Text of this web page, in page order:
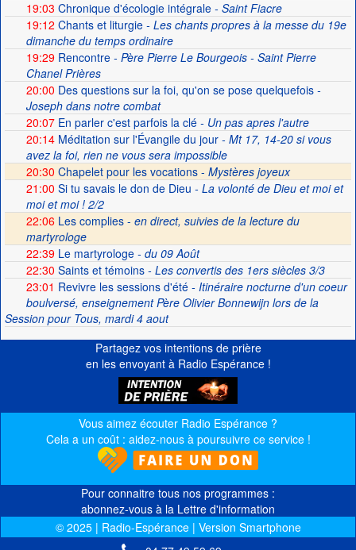
19:03 Chronique d'écologie intégrale- Saint Fiacre
19:12 Chants et liturgie- Les chants propres à la messe du 19e
dimanche du temps ordinaire
19:29Rencontre- Père Pierre Le Bourgeois - Saint Pierre
Chanel Prières
20:00 Des questions sur la foi, qu'on se pose quelquefois-
Joseph dans notre combat
20:07En parler c'est parfois la clé- Un pas apres l'autre
20:14Méditation sur l'Évangile du jour- Mt 17, 14-20 si vous
avez la foi, rien ne vous sera impossible
20:30 Chapelet pour les vocations - Mystères joyeux
21:00 Si tu savais le don de Dieu - La volonté de Dieu et moi et
moi et moi ! 2/2
22:06 Les complies - en direct, suivies de la lecture du
martyrologe
22:39Le martyrologe- du 09 Août
22:30 Saints et témoins- Les convertis des 1ers siècles 3/3
23:01 Revivre les sessions d'été- Itinéraire nocturne d'un coeur
boulversé, enseignement Père Olivier Bonnewijn lors de la
Session pour Tous, mardi 4 aout
Partagez vos intentions de prière
en les envoyant à Radio Espérance !
Vous aimez écouter Radio Espérance ?
Cela a un coût : aidez-nous à poursuivre ce service !
Pour connaitre tous nos programmes :
abonnez-vous à la Lettre d'information
© 2025 | Radio-Espérance | Version Smartphone